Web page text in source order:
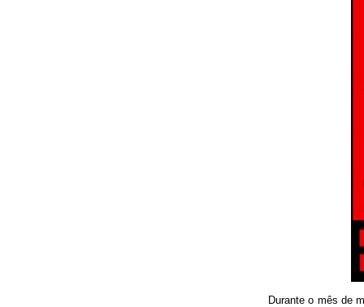
Durante o mês de